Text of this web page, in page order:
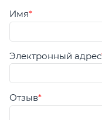
Имя
Электронный адрес
Отзыв